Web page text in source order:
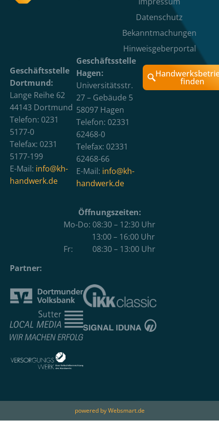
Datenschutz
Bekanntmachungen
Hinweisgeberportal
Geschäftsstelle
Dortmund:
Lange Reihe 62
44143 Dortmund
Telefon: 0231
5177-0
Telefax: 0231
5177-199
E-Mail: info@kh-
handwerk.de
Geschäftsstelle
Hagen:
Universitätsstr.
27 – Gebäude 5
58097 Hagen
Telefon: 02331
62468-0
Telefax: 02331
62468-66
E-Mail: info@kh-
handwerk.de
finden
Öffnungszeiten:
Mo-Do: 08:30 – 12:30 Uhr
13:00 – 16:00 Uhr
Fr: 08:30 – 13:00 Uhr
Partner:
powered by Websmart.de